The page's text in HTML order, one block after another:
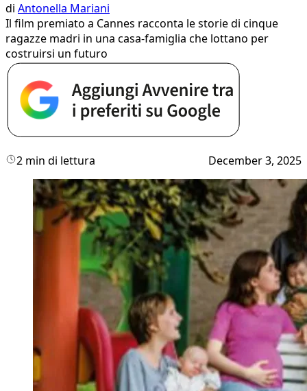
di Antonella Mariani
Il film premiato a Cannes racconta le storie di cinque
ragazze madri in una casa-famiglia che lottano per
costruirsi un futuro
2 min di lettura December 3, 2025